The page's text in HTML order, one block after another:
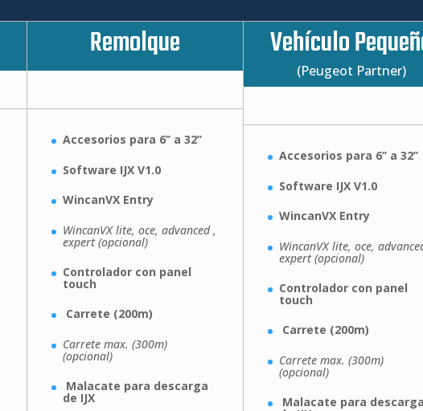
Remolque
Accesorios para 6’’ a 32’’
Software IJX V1.0
WincanVX Entry
WincanVX lite, oce, advanced ,
expert (opcional)
Controlador con panel
touch
Carrete (200m)
Carrete max. (300m)
(opcional)
Malacate para descarga
de IJX
Vehículo
(Peugeot Partner)
Accesorios para 6’’ a 32’’
Software IJX V1.0
WincanVX Entry
WincanVX lite, oce,
expert (opcional)
Controlador con panel
touch
Carrete (200m)
Carrete max. (300m)
(opcional)
Malacate para descarga